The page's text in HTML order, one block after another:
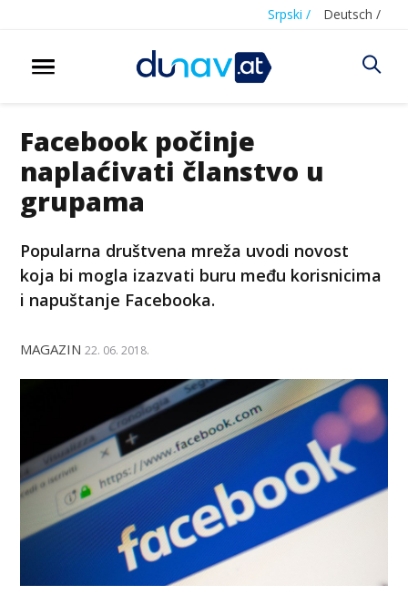
Srpski / Deutsch /
Facebook počinje
naplaćivati članstvo u
grupama
Popularna društvena mreža uvodi novost
koja bi mogla izazvati buru među korisnicima
i napuštanje Facebooka.
MAGAZIN 22. 06. 2018.